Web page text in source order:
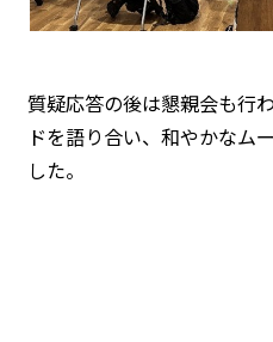
質疑応答の後は懇親会も行
ドを語り合い、和やかなム
した。